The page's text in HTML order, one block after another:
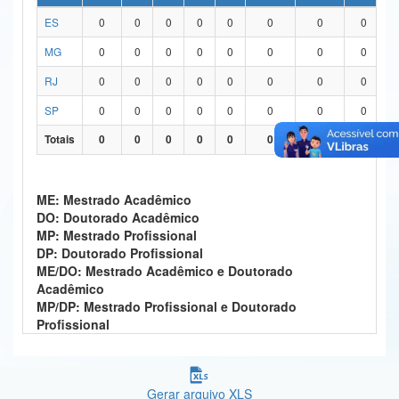
Ministério da Ciência, Tecnologia, Inovações e Comunicações
Ministério do Meio Ambiente
Ministério do Turismo
Ministério do Desenvolvimento Regional
Ministério da Mulher, da Família e dos Direitos Humanos
Secretaria-Geral
Secretaria de Governo
Gabinete de Segurança Institucional
ES
0 0 0 0 0 0 0 0
MG
0 0 0 0 0 0 0 0
RJ
0 0 0 0 0 0 0 0
SP
0 0 0 0 0 0 0 0
Totais
0 0 0 0 0 0 0 0
ME: Mestrado Acadêmico
DO: Doutorado Acadêmico
MP: Mestrado Profissional
DP: Doutorado Profissional
ME/DO: Mestrado Acadêmico e Doutorado
Acadêmico
MP/DP: Mestrado Profissional e Doutorado
Profissional
Gerar arquivo XLS